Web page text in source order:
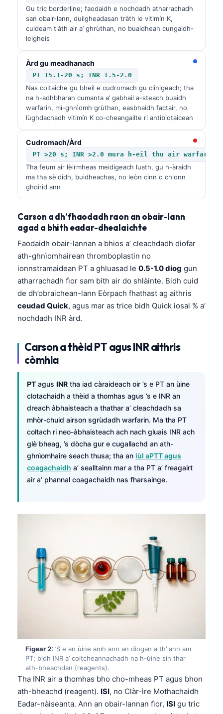
Gu tric borderline; faodaidh e nochdadh atharrachadh
san obair-lann, duilgheadasan tràth le vitimín K,
cuideam tlàth air a’ ghrùthan, no buaidhean cungaidh-
leigheis
Àrd gu meadhanach
PT 15.1-20 s; INR 1.5-2.0
Nas coltaiche gu bheil e cudromach gu clinigeach; tha
na h-adhbharan cumanta a’ gabhail a-steach buaidh
warfarin, mì-ghnìomh grùthan, easbhaidh factair, no
lùghdachadh vitimín K co-cheangailte ri antibiotaicean
Cudromach/Àrd
PT >20 s; INR >2.0 mura h-eil thu air warfarin
Tha feum air lèirmheas meidigeach luath, gu h-àraidh
ma tha sèididh, buidheachas, no leòn cinn o chionn
ghoirid ann
Carson a dh’fhaodadh raon an obair-lann
agad a bhith eadar-dhealaichte
Faodaidh obair-lannan a bhios a’ cleachdadh diofar
ath-ghnìomhairean thromboplastin no
ionnstramaidean PT a ghluasad le 0.5-1.0 diog gun
atharrachadh fìor sam bith air do shlàinte. Bidh cuid
de dh’obraichean-lann Eòrpach fhathast ag aithris
ceudad Quick, agus mar as trice bidh Quick ìosal % a’
nochdadh INR àrd.
Carson a thèid PT agus INR aithris
còmhla
PT agus INR tha iad càraideach oir ’s e PT an ùine
clotachaidh a thèid a thomhas agus ’s e INR an
dreach àbhaisteach a thathar a’ cleachdadh sa
mhòr-chuid airson sgrùdadh warfarin. Ma tha PT
coltach ri neo-àbhaisteach ach nach gluais INR ach
glè bheag, ’s dòcha gur e cugallachd an ath-
ghnìomhaire seach thusa; tha an iùl aPTT agus
coagachaidh a’ sealltainn mar a tha PT a’ freagairt
air a’ phannal coagachaidh nas fharsainge.
Figear 2: ’S e an ùine amh ann an diogan a th’ ann am
PT; bidh INR a’ coitcheannachadh na h-ùine sin thar
ath-bheachdan (reagents).
Tha INR air a thomhas bho cho-mheas PT agus bhon
ath-bheachd (reagent). ISI, no Clàr-ìre Mothachaidh
Eadar-nàiseanta. Ann an obair-lannan fìor, ISI gu tric